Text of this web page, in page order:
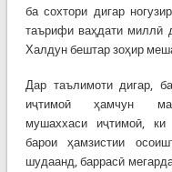
ба сохтори дигар
таърифи ваҳдати миллӣ
Халдун бештар зоҳир
Дар таълимоти дигар,
иҷтимоӣ ҳамчун
мушаххаси иҷтимоӣ,
барои ҳамзистии
шудаанд, баррасӣ